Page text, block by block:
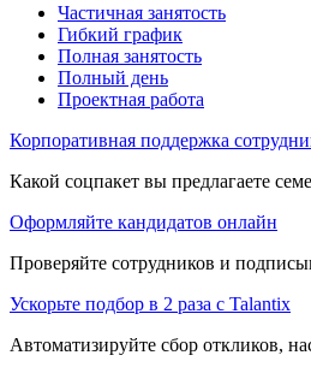
Частичная занятость
Гибкий график
Полная занятость
Полный день
Проектная работа
Корпоративная поддержка
Какой соцпакет вы предлагаете
Оформляйте кандидатов онлайн
Проверяйте сотрудников и
Ускорьте подбор в 2 раза с Talantix
Автоматизируйте сбор откликов,